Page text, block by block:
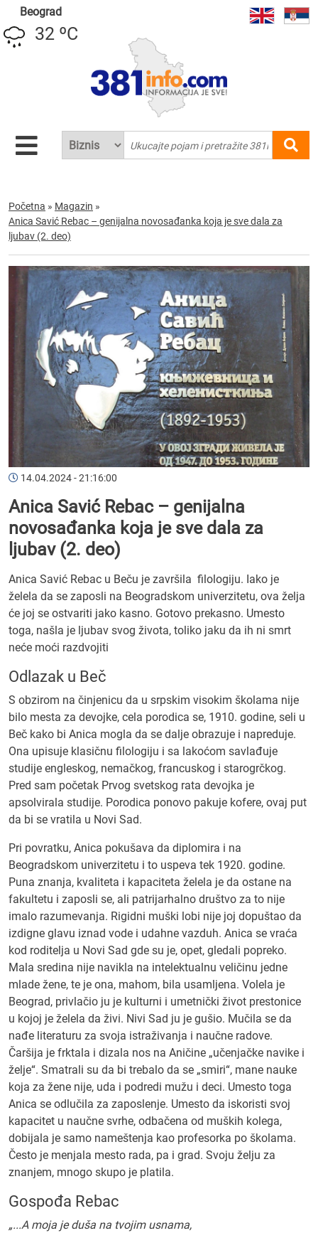
Beograd
32 ºC
Početna » Magazin »
Anica Savić Rebac – genijalna novosađanka koja je sve dala za
ljubav (2. deo)
14.04.2024 - 21:16:00
Anica Savić Rebac – genijalna
novosađanka koja je sve dala za
ljubav (2. deo)
Anica Savić Rebac u Beču je završila filologiju. Iako je
želela da se zaposli na Beogradskom univerzitetu, ova želja
će joj se ostvariti jako kasno. Gotovo prekasno. Umesto
toga, našla je ljubav svog života, toliko jaku da ih ni smrt
neće moći razdvojiti
Odlazak u Beč
S obzirom na činjenicu da u srpskim visokim školama nije
bilo mesta za devojke, cela porodica se, 1910. godine, seli u
Beč kako bi Anica mogla da se dalje obrazuje i napreduje.
Ona upisuje klasičnu filologiju i sa lakoćom savlađuje
studije engleskog, nemačkog, francuskog i starogrčkog.
Pred sam početak Prvog svetskog rata devojka je
apsolvirala studije. Porodica ponovo pakuje kofere, ovaj put
da bi se vratila u Novi Sad.
Pri povratku, Anica pokušava da diplomira i na
Beogradskom univerzitetu i to uspeva tek 1920. godine.
Puna znanja, kvaliteta i kapaciteta želela je da ostane na
fakultetu i zaposli se, ali patrijarhalno društvo za to nije
imalo razumevanja. Rigidni muški lobi nije joj dopuštao da
izdigne glavu iznad vode i udahne vazduh. Anica se vraća
kod roditelja u Novi Sad gde su je, opet, gledali popreko.
Mala sredina nije navikla na intelektualnu veličinu jedne
mlade žene, te je ona, mahom, bila usamljena. Volela je
Beograd, privlačio ju je kulturni i umetnički život prestonice
u kojoj je želela da živi. Nivi Sad ju je gušio. Mučila se da
nađe literaturu za svoja istraživanja i naučne radove.
Čaršija je frktala i dizala nos na Aničine „učenjačke navike i
želje“. Smatrali su da bi trebalo da se „smiri“, mane nauke
koja za žene nije, uda i podredi mužu i deci. Umesto toga
Anica se odlučila za zaposlenje. Umesto da iskoristi svoj
kapacitet u naučne svrhe, odbačena od muških kolega,
dobijala je samo nameštenja kao profesorka po školama.
Često je menjala mesto rada, pa i grad. Svoju želju za
znanjem, mnogo skupo je platila.
Gospođa Rebac
„...A moja je duša na tvojim usnama,